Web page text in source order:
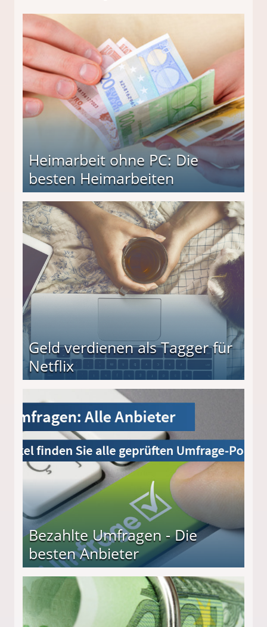
Heimarbeit ohne PC: Die
besten Heimarbeiten
Geld verdienen als Tagger für
Netflix
Bezahlte Umfragen - Die
besten Anbieter